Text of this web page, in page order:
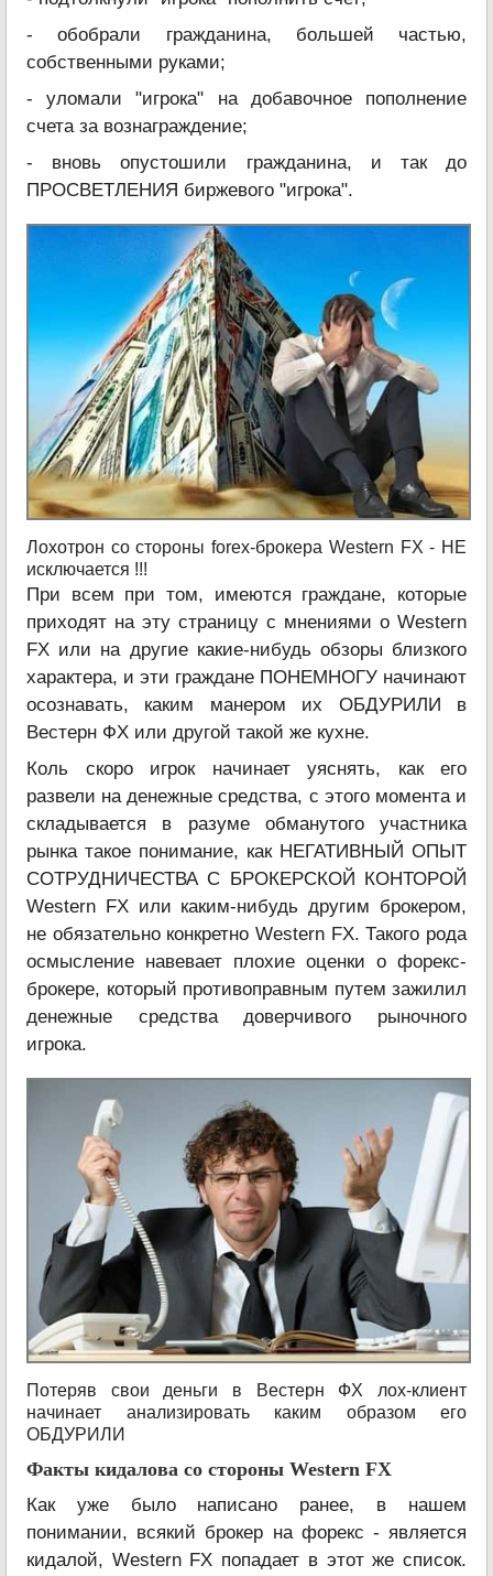
- обобрали гражданина, большей частью,
собственными руками;
- уломали "игрока" на добавочное пополнение
счета за вознаграждение;
- вновь опустошили гражданина, и так до
ПРОСВЕТЛЕНИЯ биржевого "игрока".
Лохотрон со стороны forex-брокера Western FX - НЕ
исключается !!!
При всем при том, имеются граждане, которые
приходят на эту страницу с мнениями о Western
FX или на другие какие-нибудь обзоры близкого
характера, и эти граждане ПОНЕМНОГУ начинают
осознавать, каким манером их ОБДУРИЛИ в
Вестерн ФХ или другой такой же кухне.
Коль скоро игрок начинает уяснять, как его
развели на денежные средства, с этого момента и
складывается в разуме обманутого участника
рынка такое понимание, как НЕГАТИВНЫЙ ОПЫТ
СОТРУДНИЧЕСТВА С БРОКЕРСКОЙ КОНТОРОЙ
Western FX или каким-нибудь другим брокером,
не обязательно конкретно Western FX. Такого рода
осмысление навевает плохие оценки о форекс-
брокере, который противоправным путем зажилил
денежные средства доверчивого рыночного
игрока.
Потеряв свои деньги в Вестерн ФХ лох-клиент
начинает анализировать каким образом его
ОБДУРИЛИ
Факты кидалова со стороны Western FX
Как уже было написано ранее, в нашем
понимании, всякий брокер на форекс - является
кидалой, Western FX попадает в этот же список.